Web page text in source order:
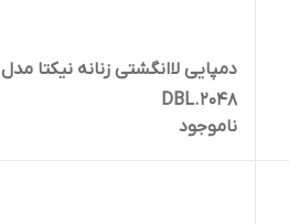
دمپایی لاانگشتی زنانه نیکتا مدل
DBL.2048
ناموجود